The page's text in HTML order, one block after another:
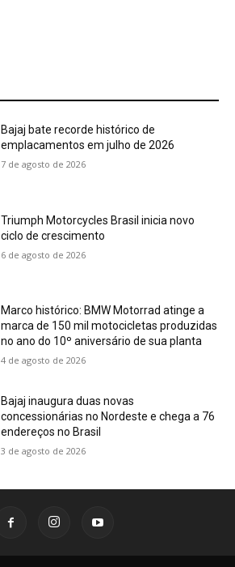
Bajaj bate recorde histórico de
emplacamentos em julho de 2026
7 de agosto de 2026
Triumph Motorcycles Brasil inicia novo
ciclo de crescimento
6 de agosto de 2026
Marco histórico: BMW Motorrad atinge a
marca de 150 mil motocicletas produzidas
no ano do 10º aniversário de sua planta
4 de agosto de 2026
Bajaj inaugura duas novas
concessionárias no Nordeste e chega a 76
endereços no Brasil
3 de agosto de 2026